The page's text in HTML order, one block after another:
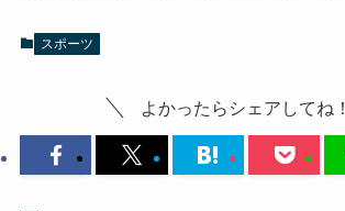
スポーツ
よかったらシェアしてね！